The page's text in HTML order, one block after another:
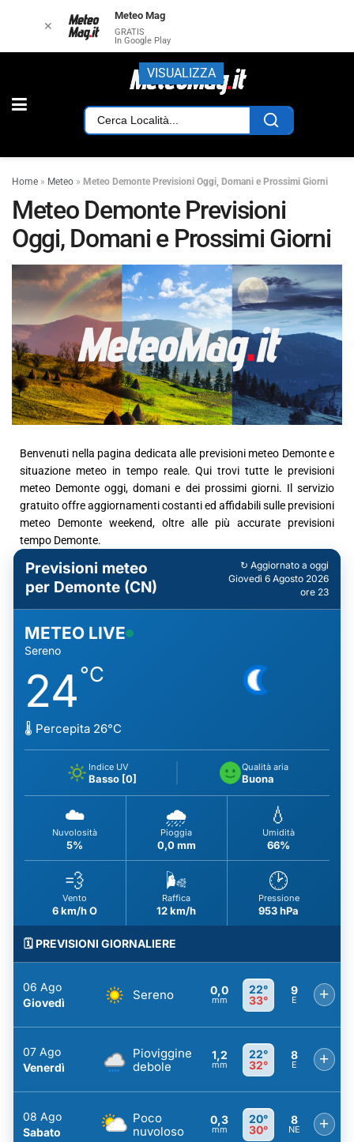
Home » Meteo » Meteo Demonte Previsioni Oggi, Domani e Prossimi Giorni
Meteo Demonte Previsioni
Oggi, Domani e Prossimi Giorni
Benvenuti nella pagina dedicata alle previsioni meteo Demonte e
situazione meteo in tempo reale. Qui trovi tutte le previsioni
meteo Demonte oggi, domani e dei prossimi giorni. Il servizio
gratuito offre aggiornamenti costanti ed affidabili sulle previsioni
meteo Demonte weekend, oltre alle più accurate previsioni
tempo Demonte.
Previsioni meteo
per Demonte (CN)
↻ Aggiornato a oggi
Giovedì 6 Agosto 2026
ore 23
METEO LIVE
Sereno
24°C
🌡️ Percepita 26°C
Indice UV
Basso [0]
Qualità aria
Buona
☁️
Nuvolosità
5%
🌧️
Pioggia
0,0 mm
💧
Umidità
66%
💨
Vento
6 km/h O
🌬️
Raffica
12 km/h
🕑
Pressione
953 hPa
🗓️ PREVISIONI GIORNALIERE
06 Ago
Giovedì
Sereno 0,0
mm
22°
33°
9
E +
07 Ago
Venerdì
Pioviggine
debole
1,2
mm
22°
32°
8
E +
08 Ago
Sabato
Poco
nuvoloso
0,3
mm
20°
30°
8
NE +
✕
Meteo Mag
GRATIS
In Google Play
VISUALIZZA